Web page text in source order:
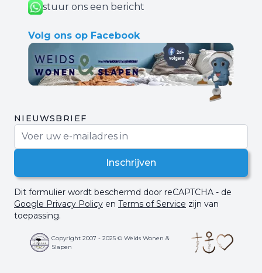
stuur ons een bericht
Volg ons op Facebook
NIEUWSBRIEF
Inschrijven
Dit formulier wordt beschermd door reCAPTCHA - de
Google Privacy Policy en Terms of Service zijn van
toepassing.
Copyright 2007 - 2025 © Weids Wonen &
Slapen